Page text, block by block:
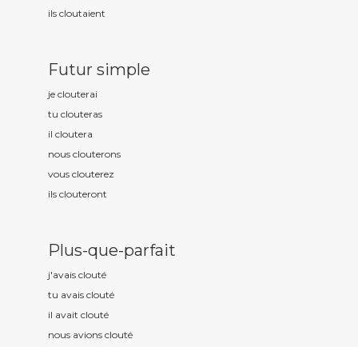
ils cloutaient
Futur simple
je clouterai
tu clouteras
il cloutera
nous clouterons
vous clouterez
ils clouteront
Plus-que-parfait
j'avais clouté
tu avais clouté
il avait clouté
nous avions clouté